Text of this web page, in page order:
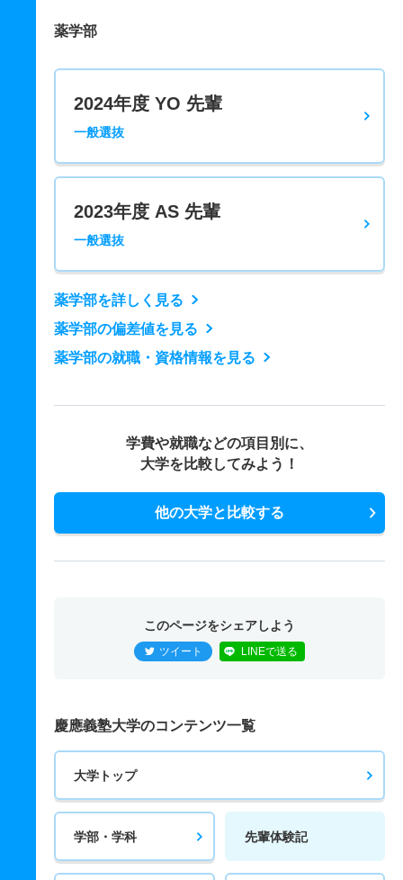
薬学部
2024年度 YO 先輩
一般選抜
2023年度 AS 先輩
一般選抜
薬学部を詳しく見る
薬学部の偏差値を見る
薬学部の就職・資格情報を見る
学費や就職などの項目別に、
大学を比較してみよう！
他の大学と比較する
このページをシェアしよう
ツイート LINEで送る
慶應義塾大学のコンテンツ一覧
大学トップ
学部・学科 先輩体験記